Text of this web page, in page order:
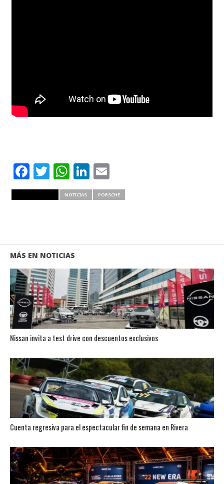
Facebook
Twitter
WhatsApp
LinkedIn
Email
NOTICIAS PORSCHE
MÁS EN NOTICIAS
Nissan invita a test drive con descuentos exclusivos
Cuenta regresiva para el espectacular fin de semana en Rivera